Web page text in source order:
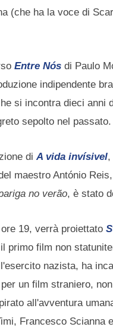
(che ha la voce di
Entre Nós di Paulo
indipendente
si incontra dieci anni
sepolto nel passato.
diA vida invísivel,
maestro António
no verão, è stato
19, verrà proiettato
primo film non
nazista, ha
un film straniero,
all'avventura
Francesco